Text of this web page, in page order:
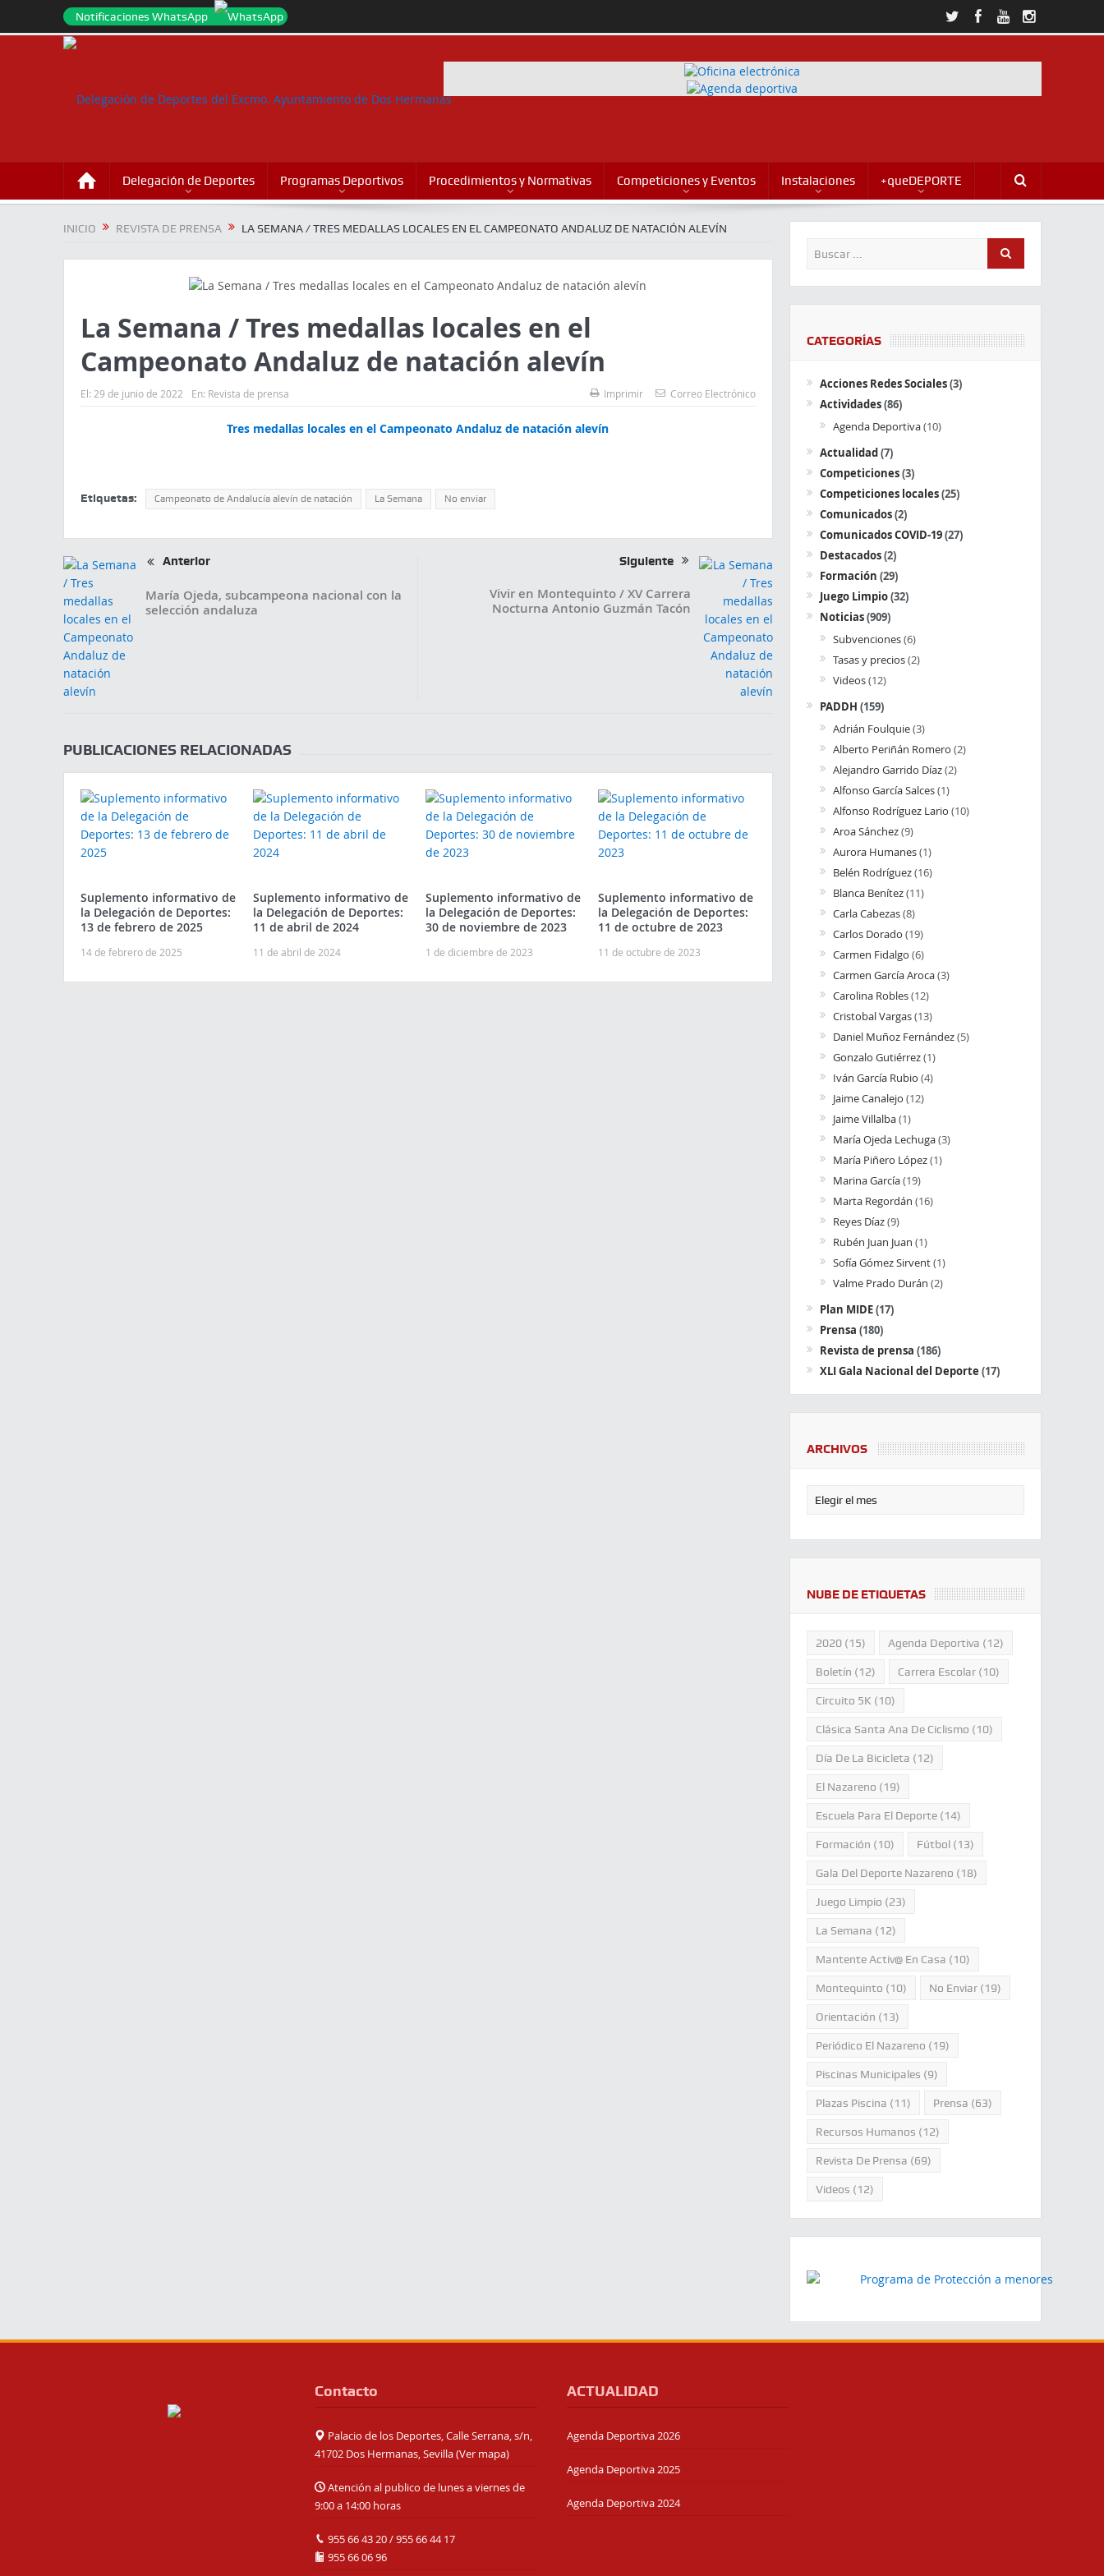
Notificaciones WhatsApp
Delegación de Deportes Programas Deportivos Procedimientos y Normativas Competiciones y Eventos Instalaciones +queDEPORTE
INICIO REVISTA DE PRENSA LA SEMANA / TRES MEDALLAS LOCALES EN EL CAMPEONATO ANDALUZ DE NATACIÓN ALEVÍN
La Semana / Tres medallas locales en el
Campeonato Andaluz de natación alevín
El: 29 de junio de 2022 En: Revista de prensa Imprimir Correo Electrónico
Tres medallas locales en el Campeonato Andaluz de natación alevín
Etiquetas: Campeonato de Andalucía alevín de natación La Semana No enviar
Anterior
María Ojeda, subcampeona nacional con la
selección andaluza
Siguiente
Vivir en Montequinto / XV Carrera
Nocturna Antonio Guzmán Tacón
PUBLICACIONES RELACIONADAS
Suplemento informativo de
la Delegación de Deportes:
13 de febrero de 2025
14 de febrero de 2025
Suplemento informativo de
la Delegación de Deportes:
11 de abril de 2024
11 de abril de 2024
Suplemento informativo de
la Delegación de Deportes:
30 de noviembre de 2023
1 de diciembre de 2023
Suplemento informativo de
la Delegación de Deportes:
11 de octubre de 2023
11 de octubre de 2023
CATEGORÍAS
Acciones Redes Sociales(3)
Actividades(86)
Agenda Deportiva(10)
Actualidad(7)
Competiciones(3)
Competiciones locales(25)
Comunicados(2)
Comunicados COVID-19(27)
Destacados(2)
Formación (29)
Juego Limpio(32)
Noticias(909)
Subvenciones(6)
Tasas y precios(2)
Videos(12)
PADDH (159)
Adrián Foulquie(3)
Alberto Periñán Romero (2)
Alejandro Garrido Díaz(2)
Alfonso García Salces(1)
Alfonso Rodríguez Lario (10)
Aroa Sánchez(9)
Aurora Humanes(1)
Belén Rodríguez(16)
Blanca Benítez(11)
Carla Cabezas(8)
Carlos Dorado (19)
Carmen Fidalgo (6)
Carmen García Aroca(3)
Carolina Robles(12)
Cristobal Vargas(13)
Daniel Muñoz Fernández(5)
Gonzalo Gutiérrez(1)
Iván García Rubio (4)
Jaime Canalejo (12)
Jaime Villalba(1)
María Ojeda Lechuga(3)
María Piñero López(1)
Marina García(19)
Marta Regordán (16)
Reyes Díaz(9)
Rubén Juan Juan (1)
Sofía Gómez Sirvent(1)
Valme Prado Durán (2)
Plan MIDE(17)
Prensa (180)
Revista de prensa (186)
XLI Gala Nacional del Deporte (17)
ARCHIVOS
NUBE DE ETIQUETAS
2020(15) Agenda Deportiva (12)
Boletín (12) Carrera Escolar(10)
Circuito 5K (10)
Clásica Santa Ana De Ciclismo (10)
Día De La Bicicleta (12)
El Nazareno (19)
Escuela Para El Deporte(14)
Formación (10) Fútbol(13)
Gala Del Deporte Nazareno (18)
Juego Limpio (23)
La Semana (12)
Mantente Activ@ En Casa (10)
Montequinto (10) No Enviar(19)
Orientación (13)
Periódico El Nazareno (19)
Piscinas Municipales (9)
Plazas Piscina (11) Prensa (63)
Recursos Humanos (12)
Revista De Prensa (69)
Videos (12)
Contacto
Palacio de los Deportes, Calle Serrana, s/n,
41702 Dos Hermanas, Sevilla (Ver mapa)
Atención al publico de lunes a viernes de
9:00 a 14:00 horas
955 66 43 20/955 66 44 17
955 66 06 96
ACTUALIDAD
Agenda Deportiva 2026
Agenda Deportiva 2025
Agenda Deportiva 2024